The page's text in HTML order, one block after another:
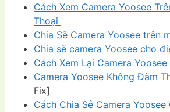
Cách Xem Camera Yoosee
Thoại
Chia Sẽ Camera Yoosee trên
Chia sẽ camera Yoosee cho
Cách Xem Lại Camera Yoosee
Camera Yoosee Không Đàm
Fix]
Cách Chia Sẻ Camera